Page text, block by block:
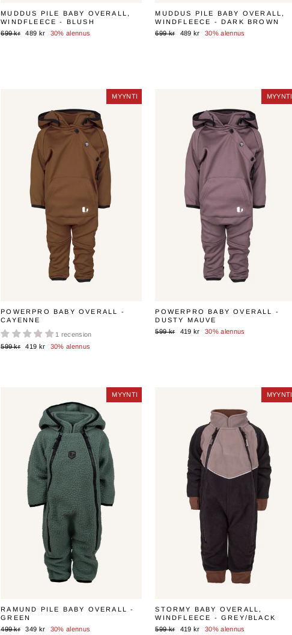
MUDDUS PILE BABY OVERALL,
WINDFLEECE - BLUSH
Normaali
699 kr Myyntihinta
489 kr 30% alennus
MUDDUS PILE BABY OVERALL,
WINDFLEECE - DARK BROWN
Normaali
699 kr Myyntihinta
489 kr 30% alennus
MYYNTI
MYYNTI
POWERPRO BABY OVERALL -
CAYENNE
1 recension
Normaali
599 kr Myyntihinta
419 kr 30% alennus
MYYNTI
MYYNTI
POWERPRO BABY OVERALL -
DUSTY MAUVE
Normaali
599 kr Myyntihinta
419 kr 30% alennus
MYYNTI
MYYNTI
RAMUND PILE BABY OVERALL -
GREEN
Normaali
499 kr Myyntihinta
349 kr 30% alennus
MYYNTI
MYYNTI
STORMY BABY OVERALL,
WINDFLEECE - GREY/BLACK
Normaali
599 kr Myyntihinta
419 kr 30% alennus